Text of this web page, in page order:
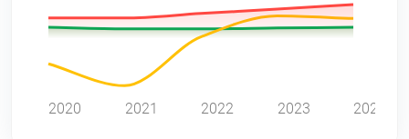
2020 2021 2022 2023 2024